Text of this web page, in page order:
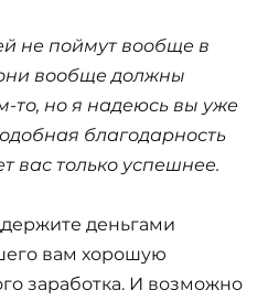
не поймут вообще в
вообще должны
то, но я надеюсь вы уже
благодарность
вас только успешнее.
деньгами
вам хорошую
заработка. И возможно